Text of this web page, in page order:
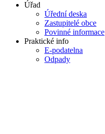
Úřad
Úřední deska
Zastupitelé obce
Povinné informace
Praktické info
E-podatelna
Odpady